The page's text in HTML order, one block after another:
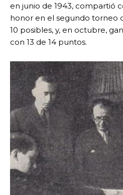
en junio de 1943, compartió
honor en el segundo torneo
10 posibles, y, en octubre,
con 13 de 14 puntos.